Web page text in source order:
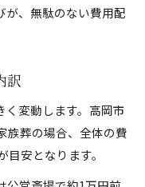
が、無駄のない費用配
訳
く変動します。高岡市
族葬の場合、全体の費
安となります。